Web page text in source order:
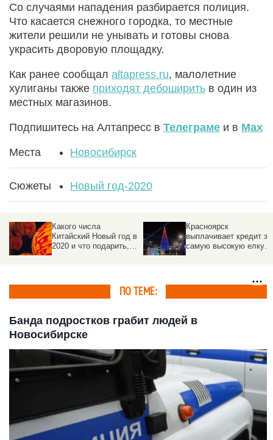
Со случаями нападения разбирается полиция.
Что касается снежного городка, то местные
жители решили не унывать и готовы снова
украсить дворовую площадку.
Как ранее сообщал altapress.ru, малолетние
хулиганы также приходят дебоширить в один из
местных магазинов.
Подпишитесь на Алтапресс в Телеграме и в Max
Места Новосибирск
Сюжеты Новый год-2020
Какого числа
Китайский Новый год в
2020 и что подарить,
Красноярск
выплачивает кредит за
самую высокую елку в
ПО ТЕМЕ:
Банда подростков грабит людей в
Новосибирске